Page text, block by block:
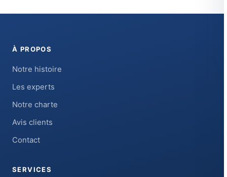
À PROPOS
Notre histoire
Les experts
Notre charte
Avis clients
Contact
SERVICES